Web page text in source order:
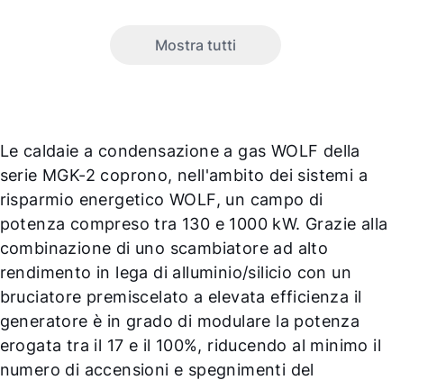
Mostra tutti
Le caldaie a condensazione a gas WOLF della
serie MGK-2 coprono, nell'ambito dei sistemi a
risparmio energetico WOLF, un campo di
potenza compreso tra 130 e 1000 kW. Grazie alla
combinazione di uno scambiatore ad alto
rendimento in lega di alluminio/silicio con un
bruciatore premiscelato a elevata efficienza il
generatore è in grado di modulare la potenza
erogata tra il 17 e il 100%, riducendo al minimo il
numero di accensioni e spegnimenti del